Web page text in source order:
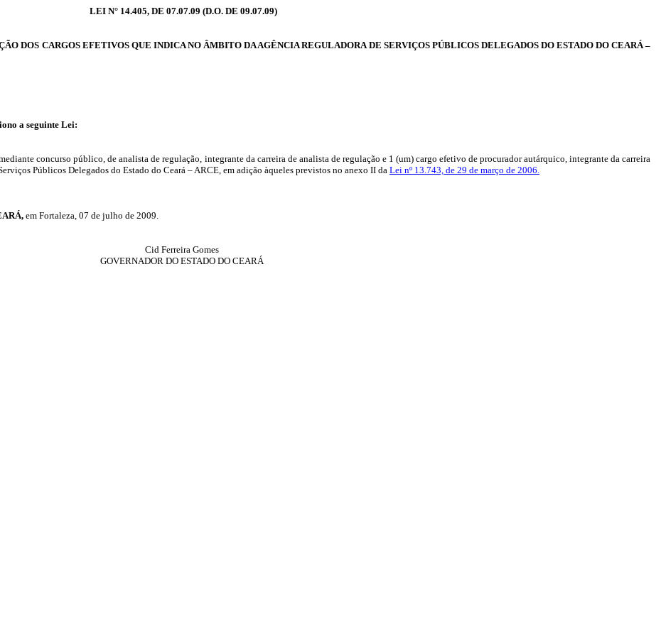
LEI N° 14.405, DE 07.07.09 (D.O. DE 09.07.09)
DOS CARGOS EFETIVOS QUE INDICA NO ÂMBITO DA AGÊNCIA REGULADORA DE SERVIÇOS PÚBLICOS DELEGADOS DO ESTADO DO CEARÁ –
a seguinte Lei:
concurso público, de analista de regulação, integrante da carreira de analista de regulação e 1 (um) cargo efetivo de procurador autárquico, integrante da carreira
Públicos Delegados do Estado do Ceará – ARCE, em adição àqueles previstos no anexo II da Lei nº 13.743, de 29 de março de 2006.
em Fortaleza, 07 de julho de 2009.
Cid Ferreira Gomes
GOVERNADOR DO ESTADO DO CEARÁ